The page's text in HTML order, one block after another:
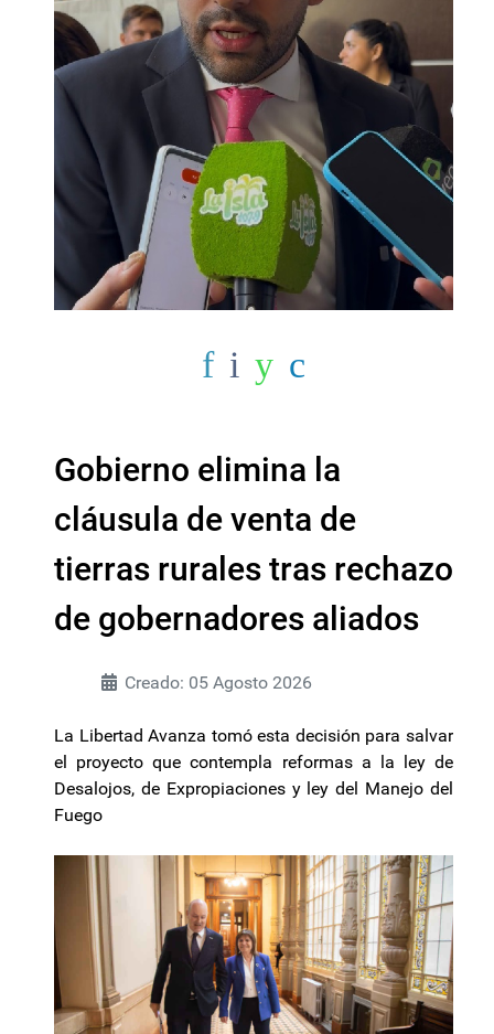
Gobierno elimina la
cláusula de venta de
tierras rurales tras rechazo
de gobernadores aliados
Creado: 05 Agosto 2026
La Libertad Avanza tomó esta decisión para salvar
el proyecto que contempla reformas a la ley de
Desalojos, de Expropiaciones y ley del Manejo del
Fuego